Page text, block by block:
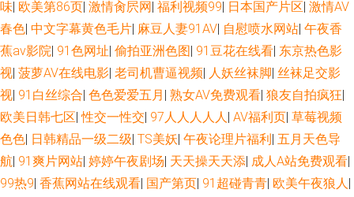
味| 欧美第86页| 激情肏屄网| 福利视频99| 日本国产片区| 激情AV
春色| 中文字幕黄色毛片| 麻豆人妻91AV| 自慰喷水网站| 午夜香
蕉av影院| 91色网址| 偷拍亚洲色图| 91豆花在线看| 东京热色影
视| 菠萝AV在线电影| 老司机曹逼视频| 人妖丝袜脚| 丝袜足交影
视| 91白丝综合| 色色爱爱五月 | 熟女AV免费观看| 狼友自拍疯狂|
欧美日韩七区|性交一性交| 97人人人人人| AV福利页| 草莓视频
色色| 日韩精品一级二级| TS美妖| 午夜论理片福利| 五月天色导
航| 91爽片网站| 婷婷午夜剧场| 天天操天天添| 成人A站免费观看|
99热9| 香蕉网站在线观看| 国产第页| 91超碰青青| 欧美午夜狼人|